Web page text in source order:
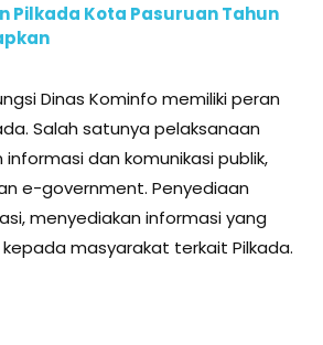
Pilkada Kota Pasuruan Tahun
Dinas Kominfo memiliki peran
Salah satunya pelaksanaan
dan komunikasi publik,
e-government. Penyediaan
menyediakan informasi yang
masyarakat terkait Pilkada.